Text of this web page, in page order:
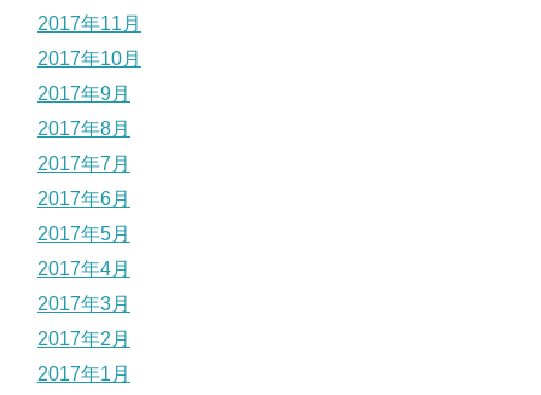
2017年11月
2017年10月
2017年9月
2017年8月
2017年7月
2017年6月
2017年5月
2017年4月
2017年3月
2017年2月
2017年1月